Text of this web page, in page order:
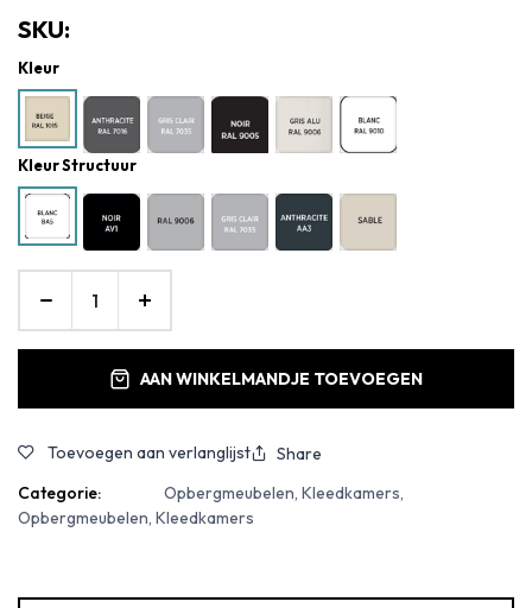
SKU:
Kleur
Kleur Structuur
AAN WINKELMANDJE TOEVOEGEN
Toevoegen aan verlanglijst
Share
Categorie:
Opbergmeubelen, Kleedkamers,
Opbergmeubelen, Kleedkamers